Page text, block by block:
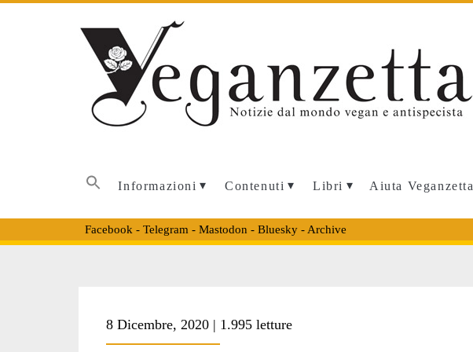
Informazioni Contenuti Libri Aiuta Veganzetta
Facebook - Telegram - Mastodon - Bluesky- Archive
8 Dicembre, 2020 | 1.995 letture